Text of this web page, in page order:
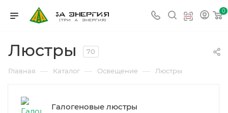
0
Люстры 70
Главная — Каталог — Освещение — Люстры
Галогеновые люстры